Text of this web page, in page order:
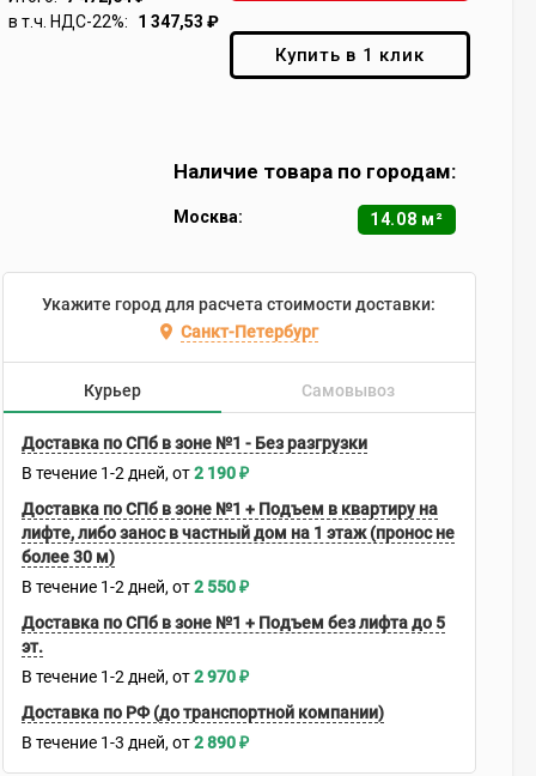
в т.ч. НДС-22%:
1 347,53 ₽
Купить в 1 клик
Наличие товара по городам:
Москва: 14.08 м²
Укажите город для расчета стоимости доставки:
Санкт-Петербург
Курьер Самовывоз
Доставка по СПб в зоне №1 - Без разгрузки
В течение 1-2 дней 2 190₽
Доставка по СПб в зоне №1 + Подъем в квартиру на
лифте, либо занос в частный дом на 1 этаж (пронос не
более 30 м)
В течение 1-2 дней 2 550₽
Доставка по СПб в зоне №1 + Подъем без лифта до 5
эт.
В течение 1-2 дней 2 970₽
Доставка по РФ (до транспортной компании)
В течение 1-3 дней 2 890₽